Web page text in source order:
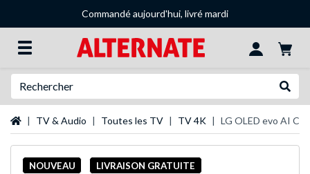
Commandé aujourd'hui, livré mardi
Page d'accueil
TV & Audio Toutes les TV TV 4K LG OLED evo AI C6
NOUVEAU LIVRAISON GRATUITE